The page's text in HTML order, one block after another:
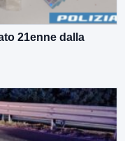
21enne dalla